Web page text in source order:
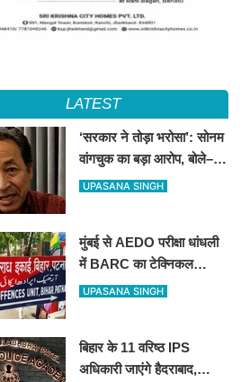
LATEST
‘सरकार ने तोड़ा भरोसा’: सोनम
वांगचुक का बड़ा आरोप, बोले–
आधी रात का समझौता कुछ
UPASANA SINGH
मुंबई से AEDO परीक्षा धांधली
में BARC का टेक्निकल
असिस्टेंट गिरफ्तार, पटना ला
UPASANA SINGH
बिहार के 11 वरिष्ठ IPS
अधिकारी जाएंगे हैदराबाद,